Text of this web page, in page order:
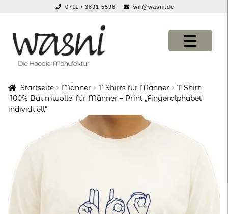
0711 / 3891 5596 wir@wasni.de
Navigation
springen
Inhalt
springen
KONFIGURATOR
vor ort
service
KONFIGURATOR
über uns
service
Startseite Männer T-Shirts für Männer
T-Shirt
‘100% Baumwolle’ für Männer – Print „Fingeralphabet
individuell“